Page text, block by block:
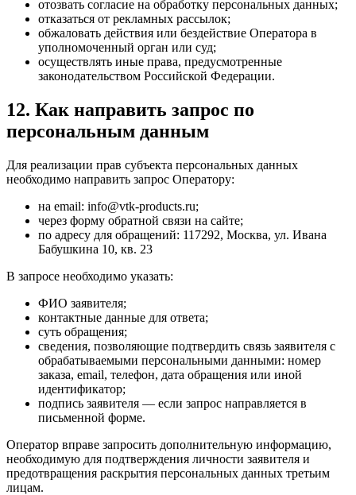
отозвать согласие на обработку персональных данных;
отказаться от рекламных рассылок;
обжаловать действия или бездействие Оператора в
уполномоченный орган или суд;
осуществлять иные права, предусмотренные
законодательством Российской Федерации.
12. Как направить запрос по
персональным данным
Для реализации прав субъекта персональных данных
необходимо направить запрос Оператору:
на email: info@vtk-products.ru;
через форму обратной связи на сайте;
по адресу для обращений: 117292, Москва, ул. Ивана
Бабушкина 10, кв. 23
В запросе необходимо указать:
ФИО заявителя;
контактные данные для ответа;
суть обращения;
сведения, позволяющие подтвердить связь заявителя с
обрабатываемыми персональными данными: номер
заказа, email, телефон, дата обращения или иной
идентификатор;
подпись заявителя — если запрос направляется в
письменной форме.
Оператор вправе запросить дополнительную информацию,
необходимую для подтверждения личности заявителя и
предотвращения раскрытия персональных данных третьим
лицам.